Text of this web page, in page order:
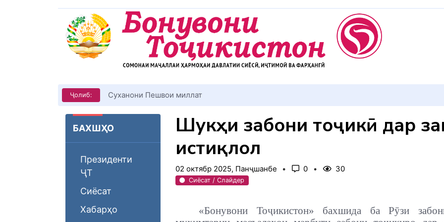
Ҷолиб: КИТОБХОНИРО ДАР ХУД ТАШАККУЛ ДИҲЕМ
БАХШҲО
Президенти
ҶТ
Сиёсат
Хабарҳо
Шукӯҳи забони тоҷикӣ дар
истиқлол
02 октябр 2025, Панҷшанбе 0 30
Сиёсат / Слайдер
«Бонувони Тоҷикистон» бахшида ба Рӯзи